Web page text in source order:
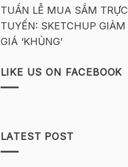
TUẦN LỄ MUA SẮM TRỰC
TUYẾN: SKETCHUP GIẢM
GIÁ ‘KHỦNG’
LIKE US ON FACEBOOK
LATEST POST